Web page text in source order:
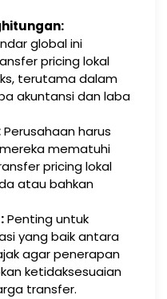
global ini
pricing lokal
terutama dalam
akuntansi dan laba
Perusahaan harus
mematuhi
pricing lokal
atau bahkan
Penting untuk
yang baik antara
agar penerapan
ketidaksesuaian
transfer.